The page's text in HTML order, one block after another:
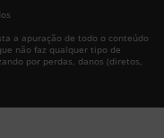
a apuração de todo o conteúdo
não faz qualquer tipo de
por perdas, danos (diretos,